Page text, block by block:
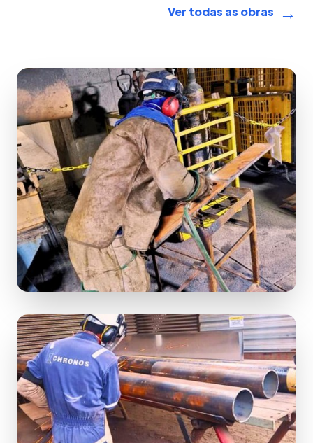
Ver todas as obras →